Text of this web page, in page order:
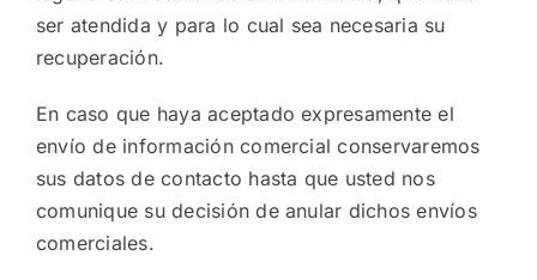
ser atendida y para lo cual sea necesaria su
recuperación.
En caso que haya aceptado expresamente el
envío de información comercial conservaremos
sus datos de contacto hasta que usted nos
comunique su decisión de anular dichos envíos
comerciales.